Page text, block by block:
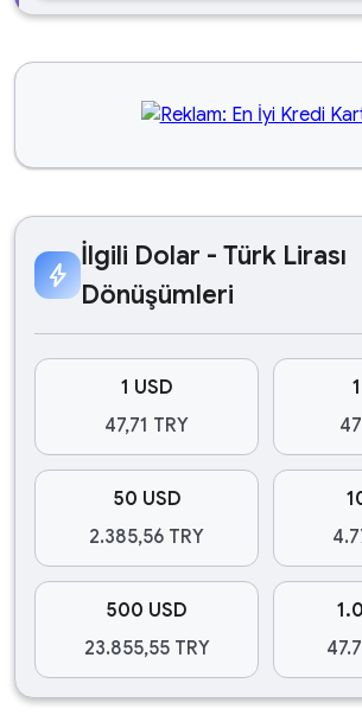
bolt
İlgili Dolar - Türk Lirası
Dönüşümleri
1 USD
47,71 TRY
50 USD
2.385,56 TRY
500 USD
23.855,55 TRY